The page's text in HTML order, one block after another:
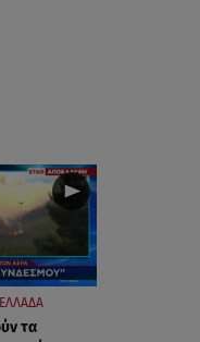
ΕΛΛΑΔΑ
τα